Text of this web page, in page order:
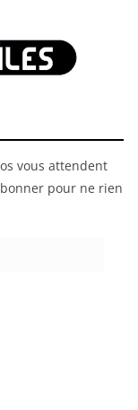
vous attendent
pour ne rien